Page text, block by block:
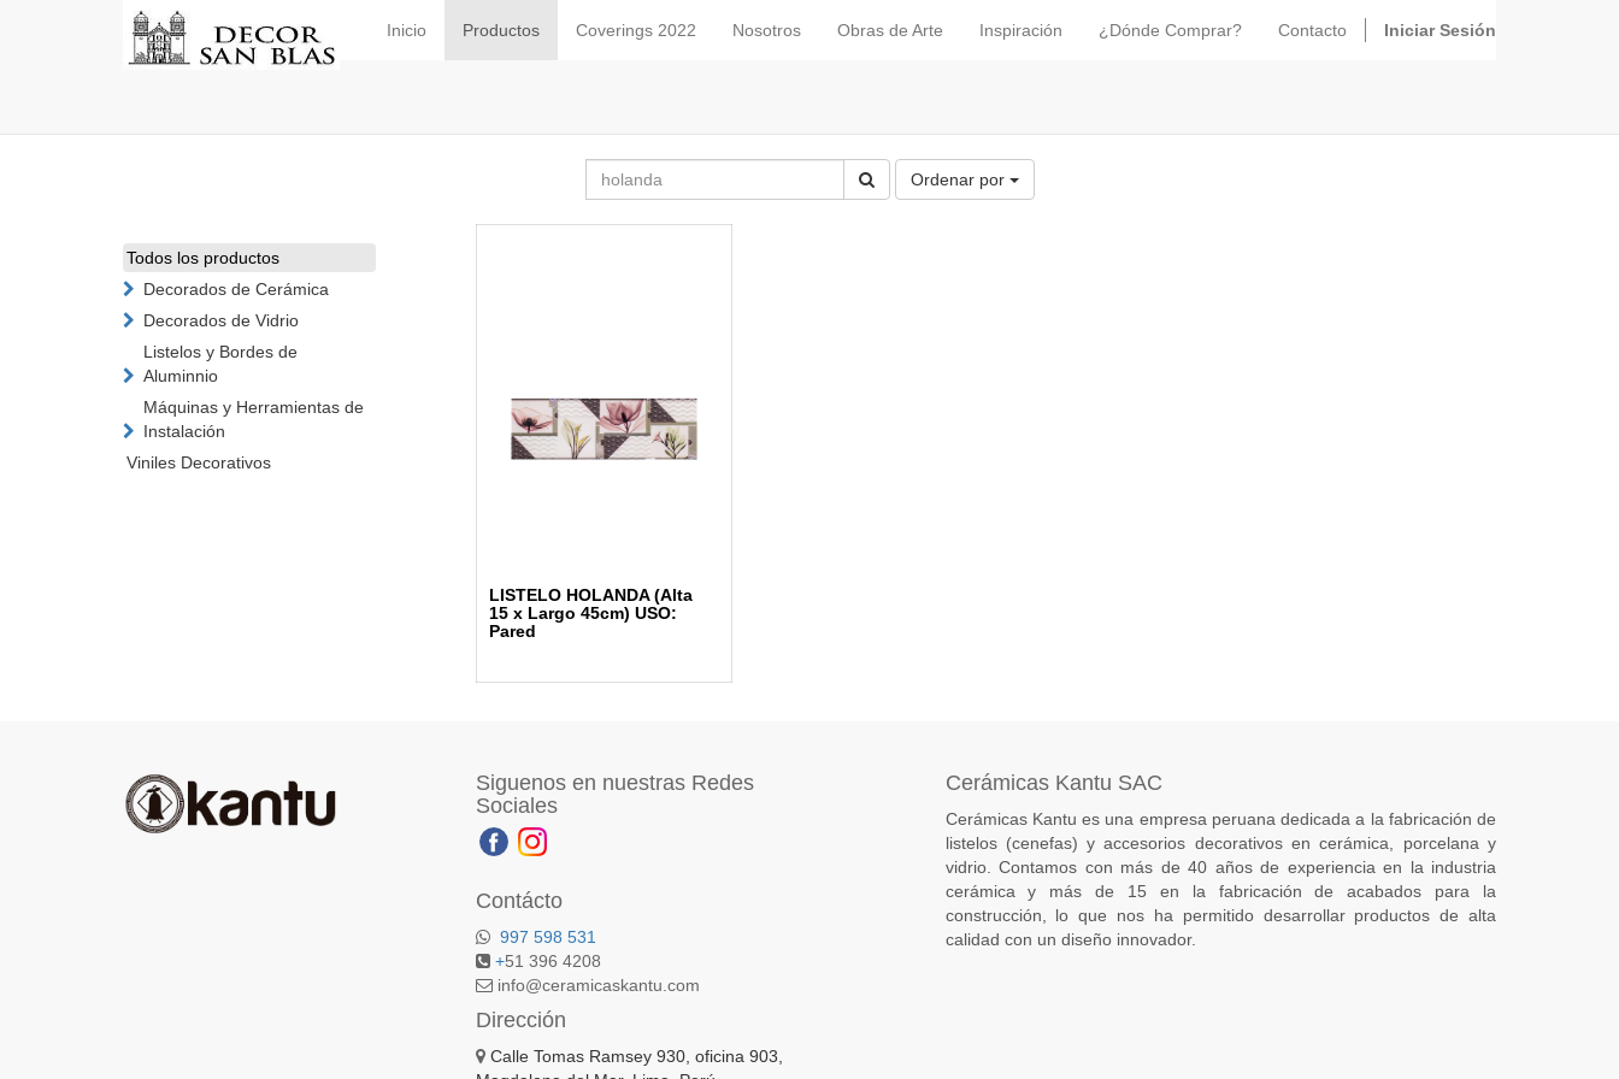
Inicio Productos Coverings 2022 Nosotros Obras de Arte Inspiración ¿Dónde Comprar? Contacto Iniciar Sesión
Ordenar por
Todos los productos
Decorados de Cerámica
Decorados de Vidrio
Listelos y Bordes de
Aluminnio
Máquinas y Herramientas de
Instalación
Viniles Decorativos
LISTELO HOLANDA (Alta
15 x Largo 45cm) USO:
Pared
Siguenos en nuestras Redes
Sociales
Contácto
997 598 531
+51 396 4208
info@ceramicaskantu.com
Dirección
Calle Tomas Ramsey 930, oficina 903,
Cerámicas Kantu SAC
Cerámicas Kantu es una empresa peruana dedicada a la fabricación de
listelos (cenefas) y accesorios decorativos en cerámica, porcelana y
vidrio. Contamos con más de 40 años de experiencia en la industria
cerámica y más de 15 en la fabricación de acabados para la
construcción, lo que nos ha permitido desarrollar productos de alta
calidad con un diseño innovador.